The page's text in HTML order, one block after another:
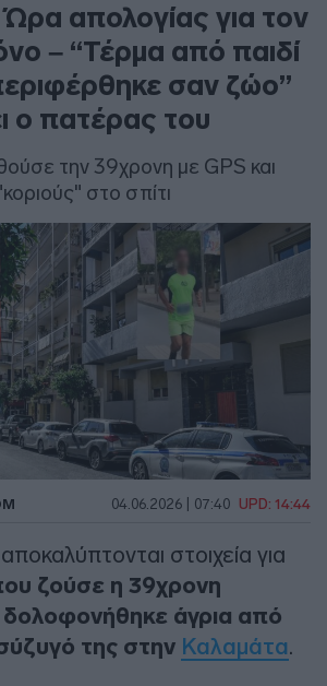
απολογίας για τον
– “Τέρμα από παιδί
σαν ζώο”
ο πατέρας του
την 39χρονη με GPS και
στο σπίτι
04.06.2026 | 07:40 UPD: 14:44
στοιχεία για
ζούσε η 39χρονη
δολοφονήθηκε άγρια από
της στην Καλαμάτα.